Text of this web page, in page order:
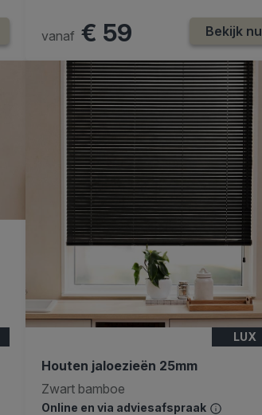
vanaf € 59 Bekijk nu
LUX
Houten jaloezieën 25mm
Zwart bamboe
Online en via adviesafspraak